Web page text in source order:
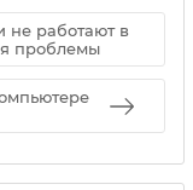
не работают в
проблемы